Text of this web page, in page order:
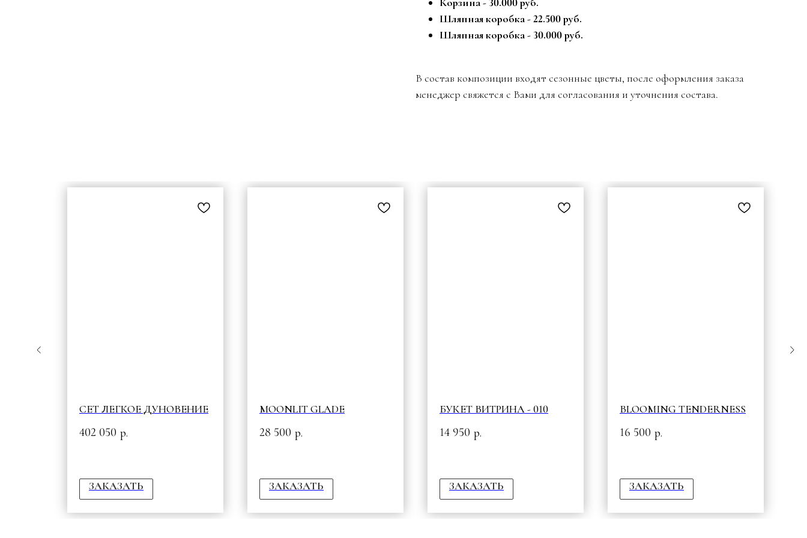
Шляпная коробка - 22.500 руб.
Шляпная коробка - 30.000 руб.
В состав композиции входят сезонные цветы, после оформления заказа
менеджер свяжется с Вами для согласования и уточнения состава.
СЕТ ЛЕГКОЕ ДУНОВЕНИЕ
402 050 р.
ЗАКАЗАТЬ
MOONLIT GLADE
28 500 р.
ЗАКАЗАТЬ
БУКЕТ ВИТРИНА - 010
14 950 р.
ЗАКАЗАТЬ
BLOOMING TENDERNESS
16 500 р.
ЗАКАЗАТЬ